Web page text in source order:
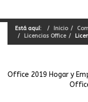
Está aquí: Inicio
Licencias Office
Office 2019 Hogar y